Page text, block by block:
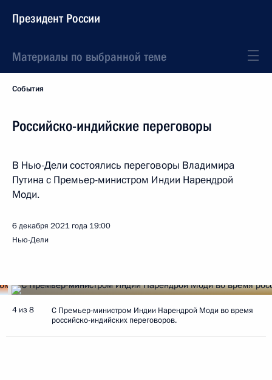
Президент России
Материалы по выбранной теме
События
Российско-индийские переговоры
В Нью-Дели состоялись переговоры Владимира
Путина с Премьер-министром Индии Нарендрой
Моди.
6 декабря 2021 года 19:00
Нью-Дели
4 из 8
С Премьер-министром Индии Нарендрой Моди во время
российско-индийских переговоров.